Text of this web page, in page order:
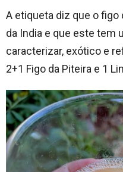
A etiqueta diz que o figo
da India e que este tem
caracterizar, exótico e
2+1 Figo da Piteira e 1